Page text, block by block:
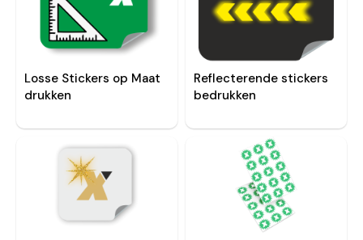
Losse Stickers op Maat
drukken
Reflecterende stickers
bedrukken